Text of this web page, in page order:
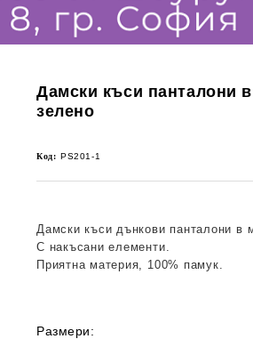
Дамски къси панталони
зелено
Код: PS201-1
Дамски къси дънкови панталони в
С накъсани елементи.
Приятна материя, 100% памук.
Размери: